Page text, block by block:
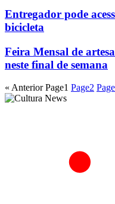
Entregador pode
bicicleta
Feira Mensal de
neste final de semana
« Anterior Page1 Page2 Page